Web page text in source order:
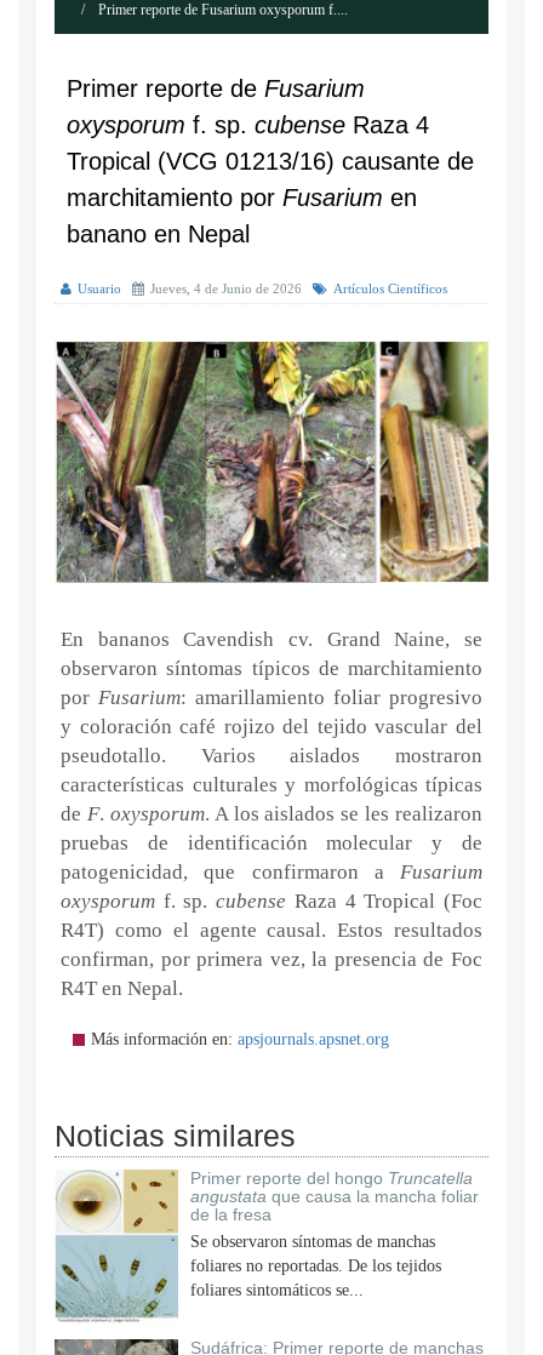
Primer reporte de Fusarium oxysporum f....
Primer reporte de Fusarium
oxysporum f. sp. cubense Raza 4
Tropical (VCG 01213/16) causante de
marchitamiento por Fusarium en
banano en Nepal
Usuario Jueves, 4 de Junio de 2026 Artículos Científicos
En bananos Cavendish cv. Grand Naine, se
observaron síntomas típicos de marchitamiento
por Fusarium: amarillamiento foliar progresivo
y coloración café rojizo del tejido vascular del
pseudotallo. Varios aislados mostraron
características culturales y morfológicas típicas
de F. oxysporum. A los aislados se les realizaron
pruebas de identificación molecular y de
patogenicidad, que confirmaron a Fusarium
oxysporum f. sp.cubense Raza 4 Tropical (Foc
R4T) como el agente causal. Estos resultados
confirman, por primera vez, la presencia de Foc
R4T en Nepal.
Más información en: apsjournals.apsnet.org
Noticias similares
Primer reporte del hongo Truncatella
angustata que causa la mancha foliar
de la fresa
Se observaron síntomas de manchas
foliares no reportadas. De los tejidos
foliares sintomáticos se...
Sudáfrica: Primer reporte de manchas